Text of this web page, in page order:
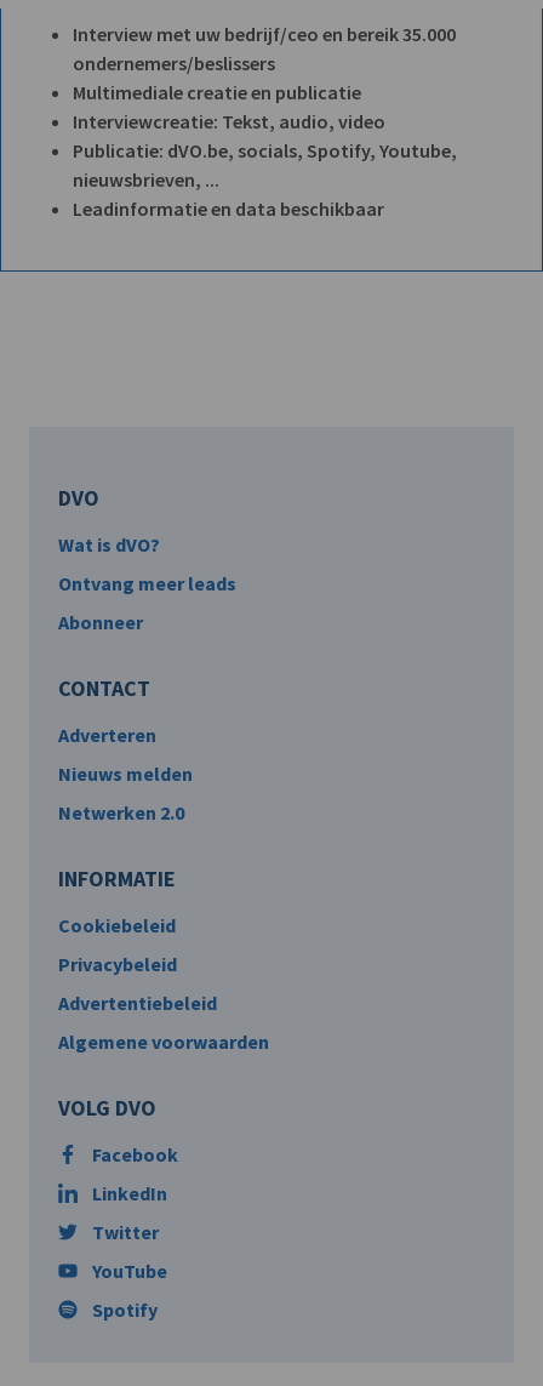
Interview met uw bedrijf/ceo en bereik 35.000
ondernemers/beslissers
Multimediale creatie en publicatie
Interviewcreatie: Tekst, audio, video
Publicatie: dVO.be, socials, Spotify, Youtube,
nieuwsbrieven, ...
Leadinformatie en data beschikbaar
DVO
Wat is dVO?
Ontvang meer leads
Abonneer
CONTACT
Adverteren
Nieuws melden
Netwerken 2.0
INFORMATIE
Cookiebeleid
Privacybeleid
Advertentiebeleid
Algemene voorwaarden
VOLG DVO
Facebook
LinkedIn
Twitter
YouTube
Spotify